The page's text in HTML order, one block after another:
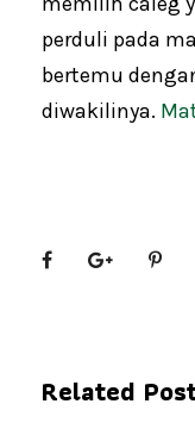
perduli pada
bertemu
diwakilinya.
Related